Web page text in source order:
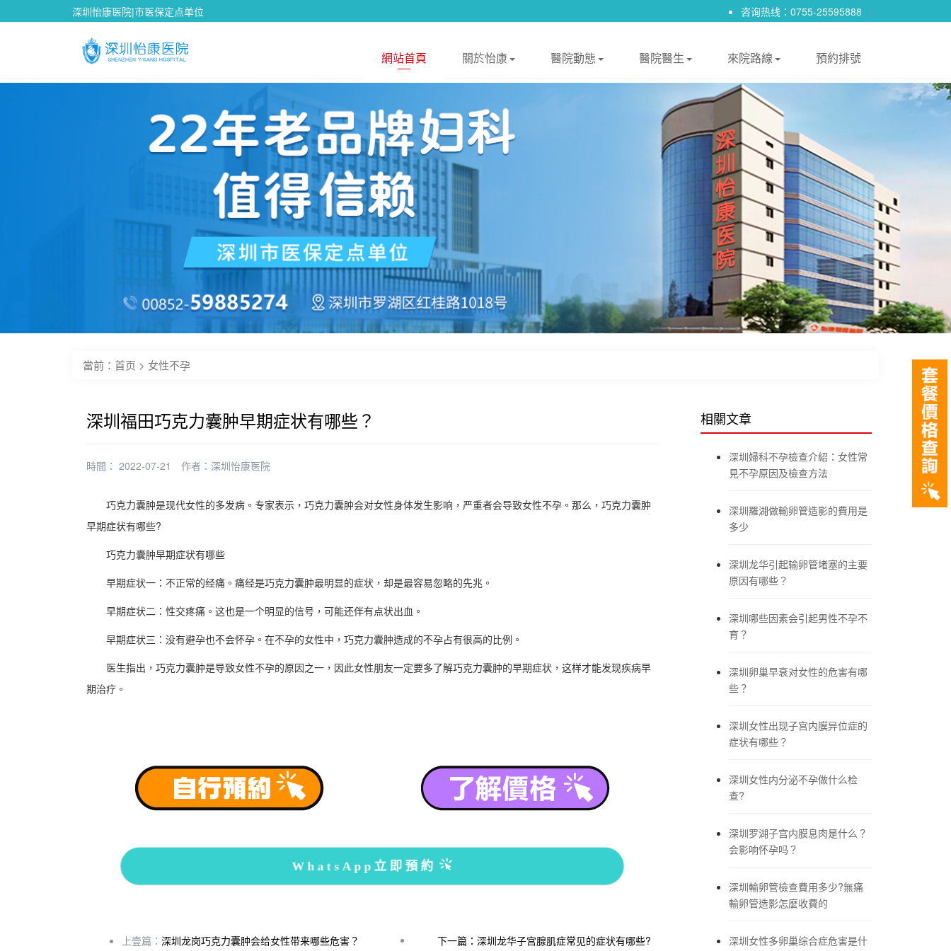
深圳怡康医院|市医保定点单位 咨询热线：0755-25595888 |
網站首頁 關於怡康 醫院動態 醫院醫生 來院路線 預約排號
當前： 首页 > 女性不孕
深圳福田巧克力囊肿早期症状有哪些？
時間： 2022-07-21 作者： 深圳怡康医院
巧克力囊肿是现代女性的多发病。专家表示，巧克力囊肿会对女性身体发生影响，严重者会导致女性不孕。那么，巧克力囊肿
早期症状有哪些?
巧克力囊肿早期症状有哪些
早期症状一：不正常的经痛。痛经是巧克力囊肿最明显的症状，却是最容易忽略的先兆。
早期症状二：性交疼痛。这也是一个明显的信号，可能还伴有点状出血。
早期症状三：没有避孕也不会怀孕。在不孕的女性中，巧克力囊肿造成的不孕占有很高的比例。
医生指出，巧克力囊肿是导致女性不孕的原因之一，因此女性朋友一定要多了解巧克力囊肿的早期症状，这样才能发现疾病早
期治疗。
WhatsApp立即預約
上壹篇： 深圳龙岗巧克力囊肿会给女性带来哪些危害？ 下一篇：深圳龙华子宫腺肌症常见的症状有哪些?
相關文章
深圳婦科不孕檢查介紹：女性常
見不孕原因及檢查方法
深圳羅湖做輸卵管造影的費用是
多少
深圳龙华引起输卵管堵塞的主要
原因有哪些？
深圳哪些因素会引起男性不孕不
育？
深圳卵巢早衰对女性的危害有哪
些？
深圳女性出现子宫内膜异位症的
症状有哪些？
深圳女性内分泌不孕做什么检
查?
深圳罗湖子宫内膜息肉是什么？
会影响怀孕吗？
深圳輸卵管檢查費用多少?無痛
輸卵管造影怎麼收費的
深圳女性多卵巢综合症危害是什